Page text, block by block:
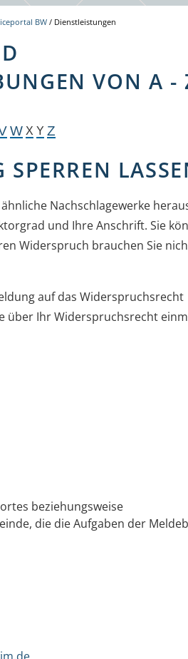
BW / Dienstleistungen
VON A -
W X Y Z
Nachschlagewerke
und Ihre Anschrift. Sie
Widerspruch brauchen Sie
auf das Widerspruchsrecht
über Ihr Widerspruchsrecht
beziehungsweise
die die Aufgaben der